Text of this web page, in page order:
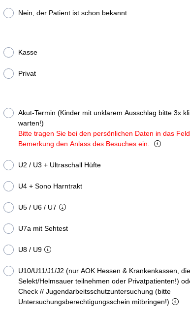
Nein, der Patient ist schon bekannt
Kasse
Privat
Akut-Termin (Kinder mit unklarem Ausschlag bitte 3x
warten!)
Bitte tragen Sie bei den persönlichen Daten in das Feld
Bemerkung den Anlass des Besuches ein.
U2 / U3 + Ultraschall Hüfte
U4 + Sono Harntrakt
U5 / U6 / U7
U7a mit Sehtest
U8 / U9
U10/U11/J1/J2 (nur AOK Hessen & Krankenkassen, die an Paed-
Selekt/Helmsauer teilnehmen oder Privatpatienten!)
Check // Jugendarbeitsschutzuntersuchung (bitte
Untersuchungsberechtigungsschein mitbringen!)